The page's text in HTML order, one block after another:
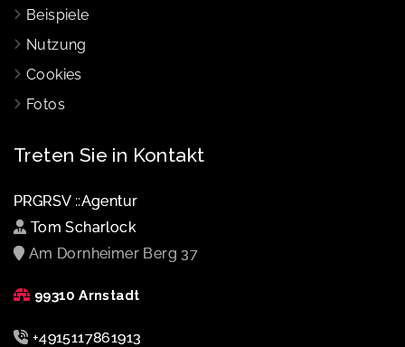
Beispiele
Nutzung
Cookies
Fotos
Treten Sie in Kontakt
PRGRSV ::Agentur
Tom Scharlock
Am Dornheimer Berg 37
99310 Arnstadt
+4915117861913